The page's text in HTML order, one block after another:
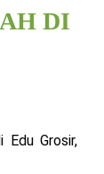
DI
Edu Grosir,